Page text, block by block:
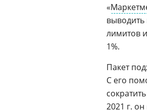
«
выводить
лимитов
1%.
Пакет
С его
2021 г.